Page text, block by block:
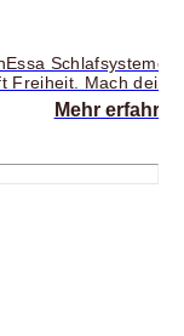
Schlafsysteme
Freiheit. Mach
zum
Unsere
Modellen und
Mehr erfahren